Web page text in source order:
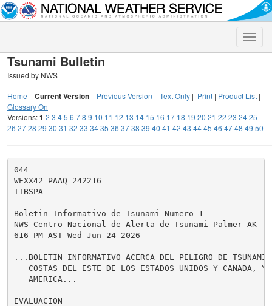
Toggle
Tsunami Bulletin
Issued by NWS
Home | Current Version | Previous Version | Text Only | Print | Product List |
Glossary On
Versions:1 2 3 45 6 78 9 10 11 12 13 14 15 16 17 18 19 20 21 22 23 2425
26 2728 29 30 31 32 33 3435 36 3738 39 40 41 42 43 4445 46 4748 49 50
044
WEXX42 PAAQ 242216
TIBSPA
Boletin Informativo de Tsunami Numero 1
NWS Centro Nacional de Alerta de Tsunami Palmer AK
616 PM AST Wed Jun 24 2026
...BOLETIN INFORMATIVO ACERCA DEL PELIGRO DE TSUNAMI
COSTAS DEL ESTE DE LOS ESTADOS UNIDOS Y CANADA, Y
   AMERICA...
EVALUACION